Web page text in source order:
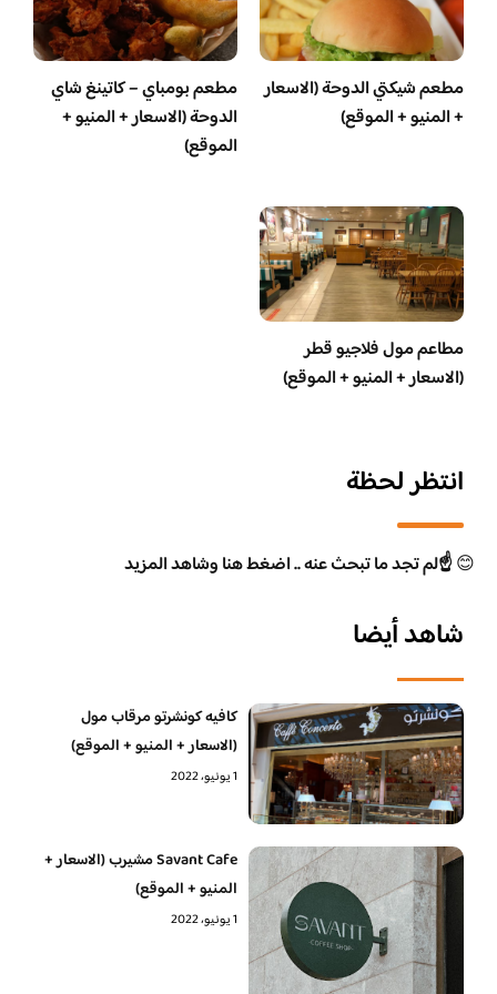
مطعم شيكتي الدوحة (الاسعار
+ المنيو + الموقع)
مطعم بومباي – كاتينغ شاي
الدوحة (الاسعار + المنيو +
الموقع)
مطاعم مول فلاجيو قطر
(الاسعار + المنيو + الموقع)
انتظر لحظة
😊☝️لم تجد ما تبحث عنه .. اضغط هنا وشاهد المزيد
شاهد أيضا
كافيه كونشرتو مرقاب مول
(الاسعار + المنيو + الموقع)
1 يونيو، 2022
Savant Cafe مشيرب (الاسعار +
المنيو + الموقع)
1 يونيو، 2022